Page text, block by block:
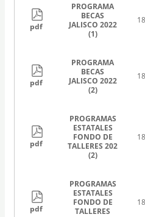
pdf
PROGRAMA
BECAS
JALISCO 2022
(1)
pdf
PROGRAMA
BECAS
JALISCO 2022
(2)
pdf
PROGRAMAS
ESTATALES
FONDO DE
TALLERES 202
(2)
pdf
PROGRAMAS
ESTATALES
FONDO DE
TALLERES